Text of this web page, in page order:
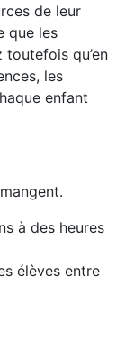
de leur
que les
qu’en
les
enfant
à des heures
élèves entre